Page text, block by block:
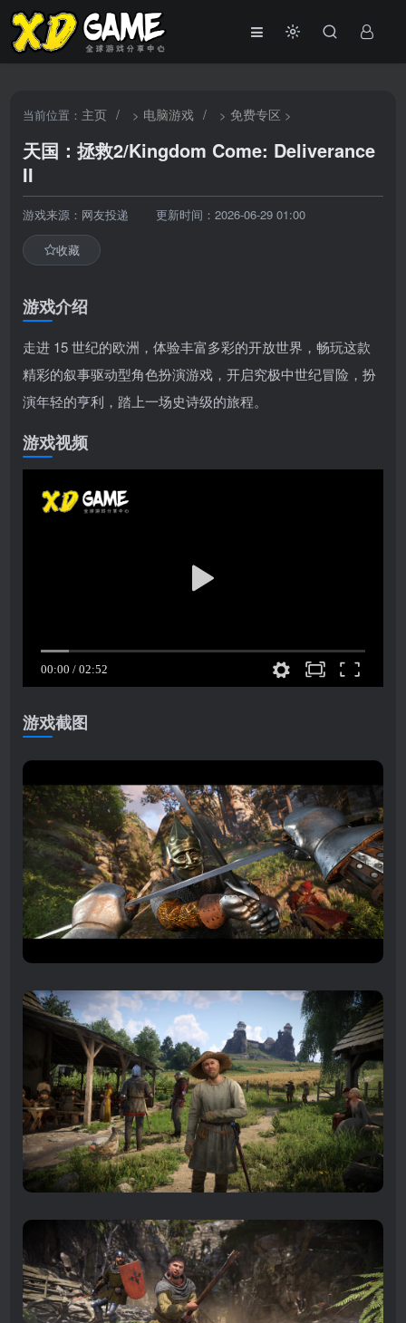
当前位置： 主页 / > 电脑游戏 / > 免费专区 >
天国：拯救2/Kingdom Come: Deliverance
II
游戏来源：网友投递 更新时间：2026-06-29 01:00
收藏
游戏介绍
走进 15 世纪的欧洲，体验丰富多彩的开放世界，畅玩这款
精彩的叙事驱动型角色扮演游戏，开启究极中世纪冒险，扮
演年轻的亨利，踏上一场史诗级的旅程。
游戏视频
游戏截图